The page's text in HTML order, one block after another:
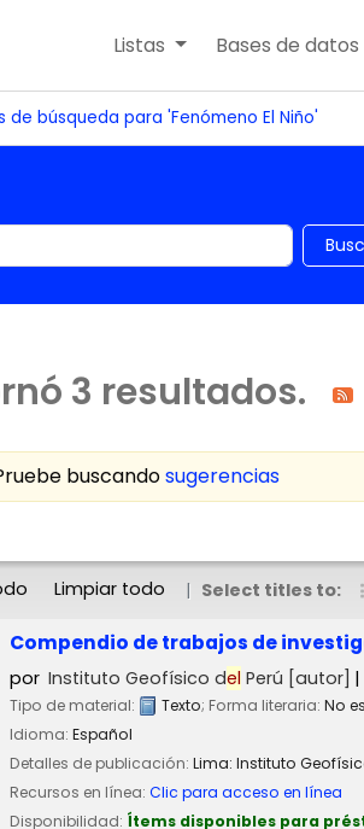
Listas Bases de datos
de búsqueda para 'Fenómeno El Niño'
por palabra clave
3 resultados.
buscandosugerencias
Limpiar todo Select titles to:
Compendio de trabajos de
por Instituto Geofísico del Perú [autor]
Tipo de material: Texto; Forma literaria: No
Idioma: Español
Detalles de publicación: Lima: Instituto
Recursos en línea: Clic para acceso en línea
Disponibilidad: Ítems disponibles para